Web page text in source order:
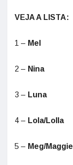
VEJA A LISTA:
1 – Mel
2 – Nina
3 – Luna
4 – Lola/Lolla
5 – Meg/Maggie